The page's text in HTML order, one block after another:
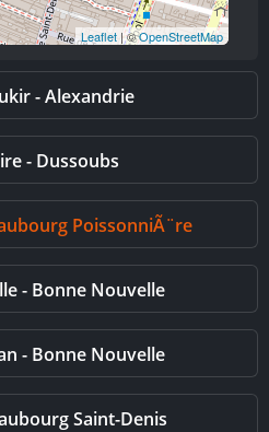
Leaflet | ©OpenStreetMap
- Alexandrie
- Dussoubs
PoissonniÃ¨re
- Bonne Nouvelle
- Bonne Nouvelle
Saint-Denis